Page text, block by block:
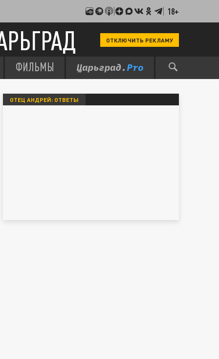
18+
ОТКЛЮЧИТЬ РЕКЛАМУ
ФИЛЬМЫ
ОТЕЦ АНДРЕЙ: ОТВЕТЫ